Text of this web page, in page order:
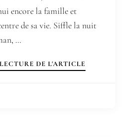
encore la famille et
de sa vie. Siffle la nuit
…
DE L'ARTICLE